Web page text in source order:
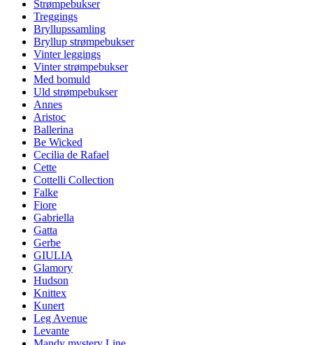
Strømpebukser
Treggings
Bryllupssamling
Bryllup strømpebukser
Vinter leggings
Vinter strømpebukser
Med bomuld
Uld strømpebukser
Annes
Aristoc
Ballerina
Be Wicked
Cecilia de Rafael
Cette
Cottelli Collection
Falke
Fiore
Gabriella
Gatta
Gerbe
GIULIA
Glamory
Hudson
Knittex
Kunert
Leg Avenue
Levante